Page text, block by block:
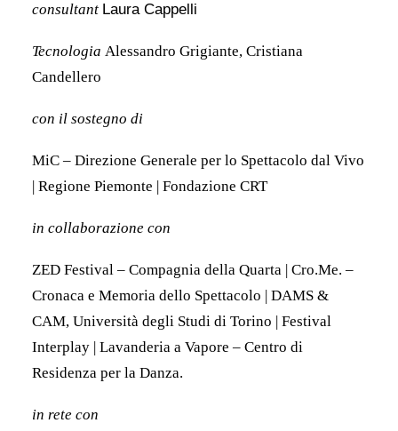
consultant Laura Cappelli
Tecnologia Alessandro Grigiante, Cristiana
Candellero
con il sostegno di
MiC – Direzione Generale per lo Spettacolo dal Vivo
| Regione Piemonte | Fondazione CRT
in collaborazione con
ZED Festival – Compagnia della Quarta | Cro.Me. –
Cronaca e Memoria dello Spettacolo | DAMS &
CAM, Università degli Studi di Torino | Festival
Interplay | Lavanderia a Vapore – Centro di
Residenza per la Danza.
in rete con